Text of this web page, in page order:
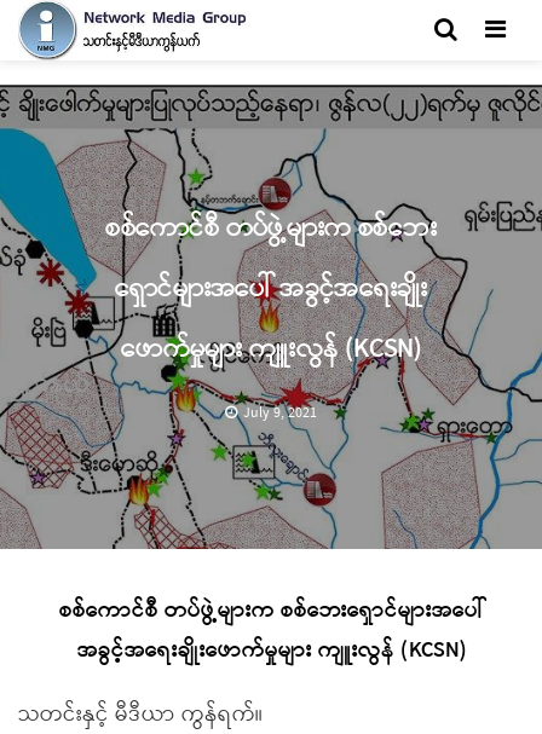
စစ်ကောင်စီ တပ်ဖွဲ့များက စစ်ဘေး
ရှောင်များအပေါ် အခွင့်အရေးချိုး
ဖောက်မှုများ ကျူးလွန် (KCSN)
July 9, 2021
စစ်ကောင်စီ တပ်ဖွဲ့များက စစ်ဘေးရှောင်များအပေါ်
အခွင့်အရေးချိုးဖောက်မှုများ ကျူးလွန် (KCSN)
သတင်းနှင့် မီဒီယာ ကွန်ရက်။